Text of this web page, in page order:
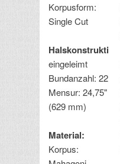
Korpusform:
Single Cut
Halskonstruktion:
eingeleimt
Bundanzahl: 22
Mensur: 24,75"
(629 mm)
Material:
Korpus: